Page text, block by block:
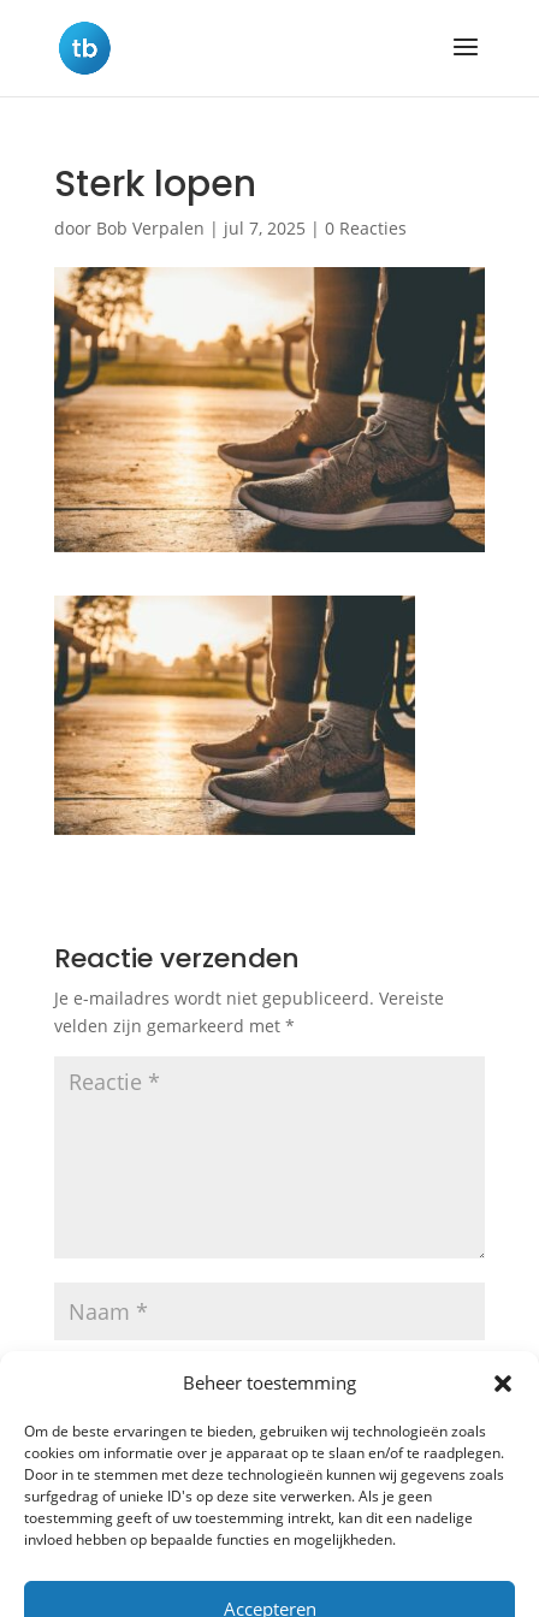
Beheer toestemming
Om de beste ervaringen te bieden, gebruiken wij technologieën zoals
cookies om informatie over je apparaat op te slaan en/of te raadplegen.
Door in te stemmen met deze technologieën kunnen wij gegevens zoals
surfgedrag of unieke ID's op deze site verwerken. Als je geen
toestemming geeft of uw toestemming intrekt, kan dit een nadelige
invloed hebben op bepaalde functies en mogelijkheden.
Accepteren
Sterk lopen
door Bob Verpalen | jul 7, 2025 | 0 Reacties
Reactie verzenden
Je e-mailadres wordt niet gepubliceerd. Vereiste
velden zijn gemarkeerd met *
A